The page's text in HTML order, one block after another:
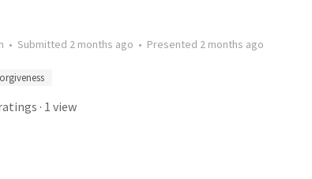
• Submitted 2 months ago • Presented 2 months ago
· 1 view